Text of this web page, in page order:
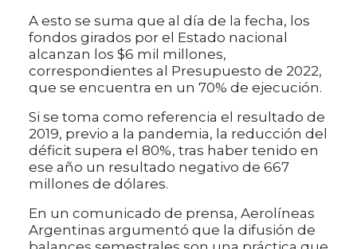
A esto se suma que al día de la fecha, los
fondos girados por el Estado nacional
alcanzan los $6 mil millones,
correspondientes al Presupuesto de 2022,
que se encuentra en un 70% de ejecución.
Si se toma como referencia el resultado de
2019, previo a la pandemia, la reducción del
déficit supera el 80%, tras haber tenido en
ese año un resultado negativo de 667
millones de dólares.
En un comunicado de prensa, Aerolíneas
Argentinas argumentó que la difusión de